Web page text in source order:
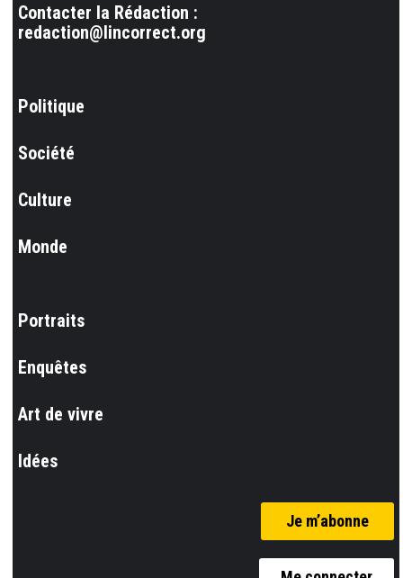
Contacter la Rédaction :
redaction@lincorrect.org
Politique
Société
Culture
Monde
Portraits
Enquêtes
Art de vivre
Idées
Je m’abonne